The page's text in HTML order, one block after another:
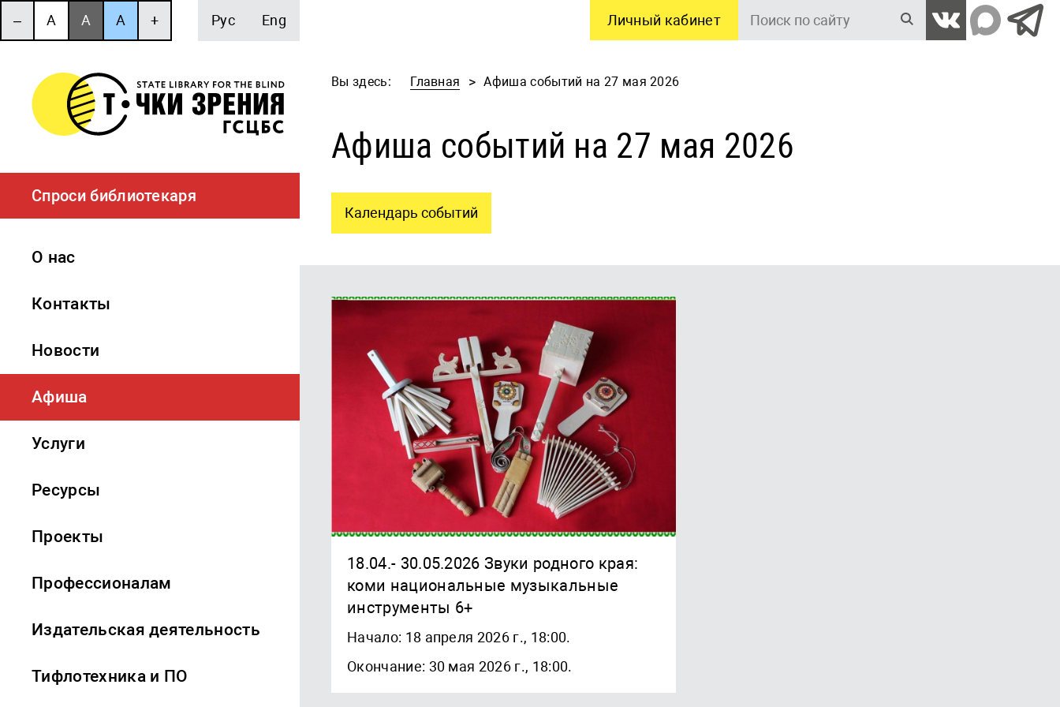
‒ A A A + Рус Eng
Спроси библиотекаря
О нас
Контакты
Новости
Афиша
Услуги
Ресурсы
Проекты
Профессионалам
Издательская деятельность
Тифлотехника и ПО
Личный кабинет
Поиск
Вы здесь: Главная Афиша событий на 27 мая 2026
Афиша событий на 27 мая 2026
Календарь событий
18.04.- 30.05.2026 Звуки родного края:
коми национальные музыкальные
инструменты 6+
Начало: 18 апреля 2026 г., 18:00.
Окончание: 30 мая 2026 г., 18:00.